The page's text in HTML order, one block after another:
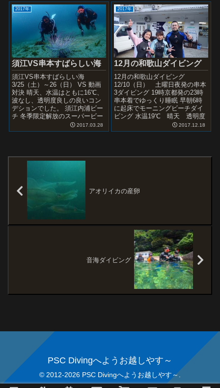
2017年
須江VS串本すばらしい海
須江VS串本すばらしい海
3/25（土）～26（日） VS 動画
対決 晴天、水温はともに16℃、
波なし、透明度良しの良いコン
デションでした。 須江内浦ビー
チ 冬季限定解放のスーパービー
チです。 ハナイカ カラフルな色
合い...
2017.03.28
2017年
12月の和歌山ダイビング
12月の和歌山ダイビング
12/10（日） 土曜日夜発の串本
3ダイビング 19時京都発の23時
串本着でゆっくり睡眠 早朝6時
に起床でモーニングビーチダイ
ビング 水温19℃ 晴天 透明度
15ｍ 串本は暖かい！！！ 1ビ
ーチ+2ボ...
2017.12.18
アオリイカの産卵
音海ダイビング
PSC Divingへようお越しやす～
© 2012-2026 PSC Divingへようお越しやす～.